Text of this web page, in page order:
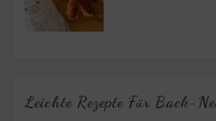
Leichte Rezepte Für Back-